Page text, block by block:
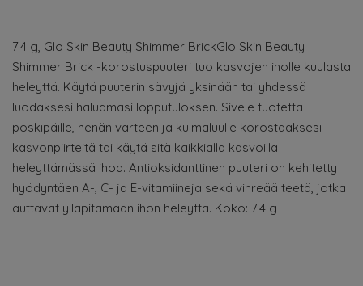
7.4 g, Glo Skin Beauty Shimmer BrickGlo Skin Beauty
Shimmer Brick -korostuspuuteri tuo kasvojen iholle kuulasta
heleyttä. Käytä puuterin sävyjä yksinään tai yhdessä
luodaksesi haluamasi lopputuloksen. Sivele tuotetta
poskipäille, nenän varteen ja kulmaluulle korostaaksesi
kasvonpiirteitä tai käytä sitä kaikkialla kasvoilla
heleyttämässä ihoa. Antioksidanttinen puuteri on kehitetty
hyödyntäen A-, C- ja E-vitamiineja sekä vihreää teetä, jotka
auttavat ylläpitämään ihon heleyttä. Koko: 7.4 g